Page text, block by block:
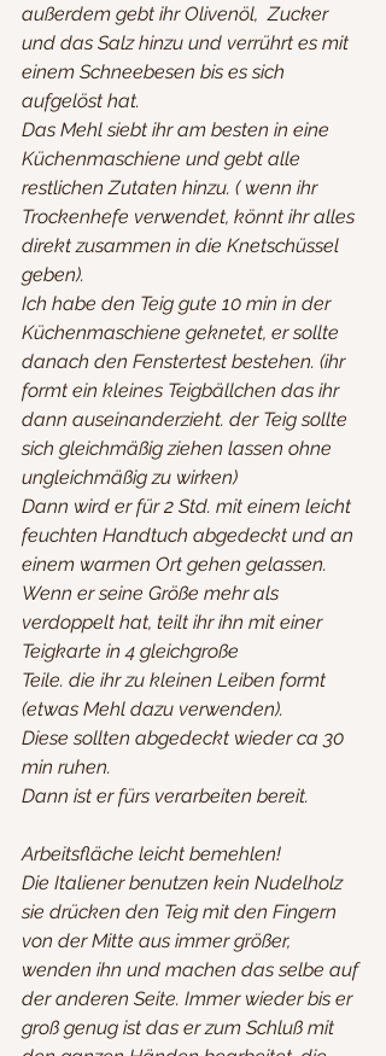
außerdem gebt ihr Olivenöl,  Zucker
und das Salz hinzu und verrührt es mit
einem Schneebesen bis es sich
aufgelöst hat.
Das Mehl siebt ihr am besten in eine
Küchenmaschiene und gebt alle
restlichen Zutaten hinzu. ( wenn ihr
Trockenhefe verwendet, könnt ihr alles
direkt zusammen in die Knetschüssel
geben).
Ich habe den Teig gute 10 min in der
Küchenmaschiene geknetet, er sollte
danach den Fenstertest bestehen. (ihr
formt ein kleines Teigbällchen das ihr
dann auseinanderzieht. der Teig sollte
sich gleichmäßig ziehen lassen ohne
ungleichmäßig zu wirken)
Dann wird er für 2 Std. mit einem leicht
feuchten Handtuch abgedeckt und an
einem warmen Ort gehen gelassen.
Wenn er seine Größe mehr als
verdoppelt hat, teilt ihr ihn mit einer
Teigkarte in 4 gleichgroße
Teile. die ihr zu kleinen Leiben formt
(etwas Mehl dazu verwenden).
Diese sollten abgedeckt wieder ca 30
min ruhen.
Dann ist er fürs verarbeiten bereit.
Arbeitsfläche leicht bemehlen!
Die Italiener benutzen kein Nudelholz
sie drücken den Teig mit den Fingern
von der Mitte aus immer größer,
wenden ihn und machen das selbe auf
der anderen Seite. Immer wieder bis er
groß genug ist das er zum Schluß mit